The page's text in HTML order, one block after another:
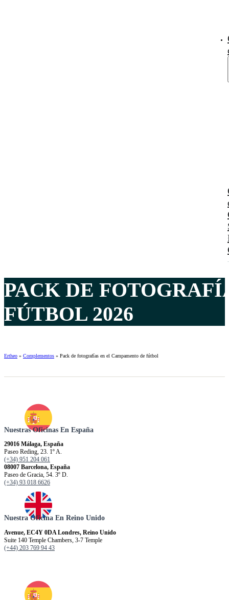
PACK DE
FÚTBOL 2026
Ertheo » Complementos » Pack de fotografías en el Campamento de fútbol
Nuestras Oficinas En España
29016 Málaga, España
Paseo Reding, 23. 1º A.
(+34) 951 204 061
08007 Barcelona, España
Paseo de Gracia, 54. 3º D.
(+34) 93 018 6626
Nuestra Oficina En Reino Unido
Avenue, EC4Y 0DA Londres, Reino Unido
Suite 140 Temple Chambers, 3-7 Temple
(+44) 203 769 94 43